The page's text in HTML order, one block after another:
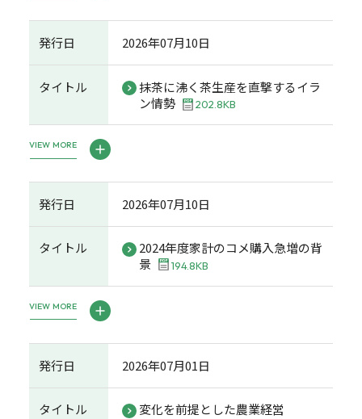
発行日 2026年07月10日
タイトル
抹茶に沸く茶生産を直撃するイラ
ン情勢
202.8KB
VIEW MORE
発行日 2026年07月10日
タイトル
2024年度家計のコメ購入急増の背
景
194.8KB
VIEW MORE
発行日 2026年07月01日
タイトル 変化を前提とした農業経営